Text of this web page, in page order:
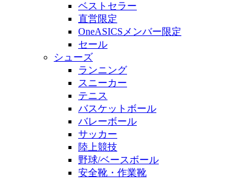
ベストセラー
直営限定
OneASICSメンバー限定
セール
シューズ
ランニング
スニーカー
テニス
バスケットボール
バレーボール
サッカー
陸上競技
野球/ベースボール
安全靴・作業靴